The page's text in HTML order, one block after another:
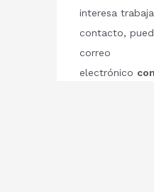
interesa
contacto,
correo
electrónico